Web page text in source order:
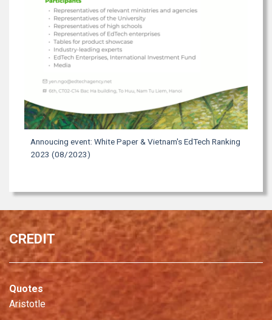
Annoucing event: White Paper & Vietnam's EdTech Ranking
2023 (08/2023)
CREDIT
Quotes
Aristotle